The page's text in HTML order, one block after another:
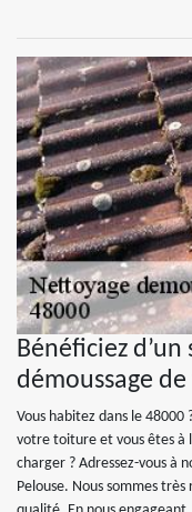
Bénéficiez
démoussage
Vous habitez dans le 48000
votre toiture et vous êtes à
charger ? Adressez-vous à
Pelouse. Nous sommes